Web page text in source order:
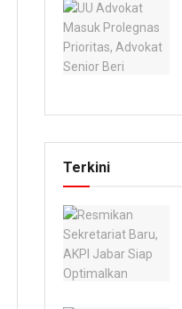
Terkini